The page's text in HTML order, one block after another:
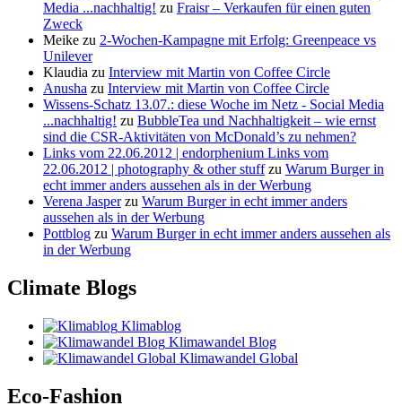
Media ...nachhaltig! zu Fraisr – Verkaufen für einen guten
Zweck
Meike zu 2-Wochen-Kampagne mit Erfolg: Greenpeace vs
Unilever
Klaudia zu Interview mit Martin von Coffee Circle
Anusha zu Interview mit Martin von Coffee Circle
Wissens-Schatz 13.07.: diese Woche im Netz - Social Media
...nachhaltig! zu BubbleTea und Nachhaltigkeit – wie ernst
sind die CSR-Aktivitäten von McDonald’s zu nehmen?
Links vom 22.06.2012 | endorphenium Links vom
22.06.2012 | photography & other stuffzu Warum Burger in
echt immer anders aussehen als in der Werbung
Verena Jasperzu Warum Burger in echt immer anders
aussehen als in der Werbung
Pottblog zu Warum Burger in echt immer anders aussehen als
in der Werbung
Climate Blogs
Klimablog
Klimawandel Blog
Klimawandel Global
Eco-Fashion